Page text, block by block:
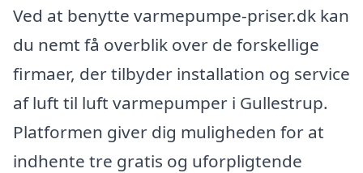
Ved at benytte varmepumpe-priser.dk kan
du nemt få overblik over de forskellige
firmaer, der tilbyder installation og service
af luft til luft varmepumper i Gullestrup.
Platformen giver dig muligheden for at
indhente tre gratis og uforpligtende